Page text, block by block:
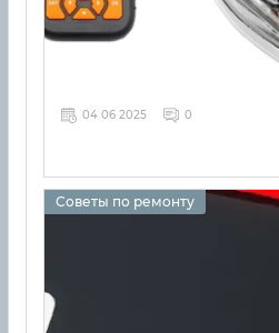
04 06 2025 0
Советы по ремонту